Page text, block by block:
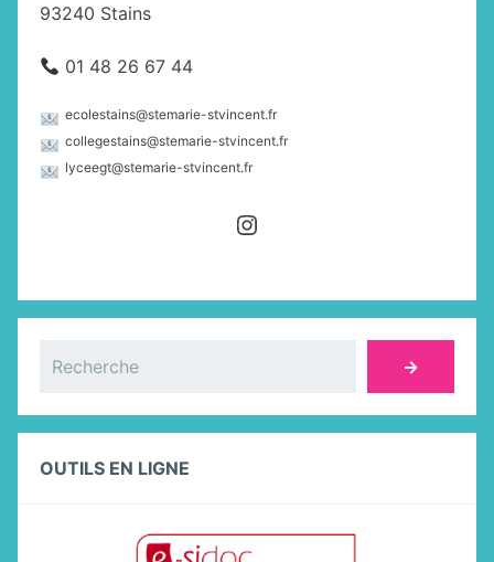
93240 Stains
01 48 26 67 44
ecolestains@stemarie-stvincent.fr
collegestains@stemarie-stvincent.fr
lyceegt@stemarie-stvincent.fr
Instagram
→
OUTILS EN LIGNE